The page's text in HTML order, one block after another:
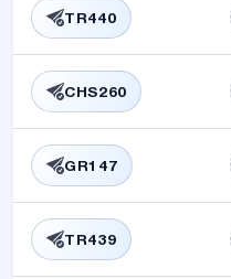
TR440
CHS260
GR147
TR439